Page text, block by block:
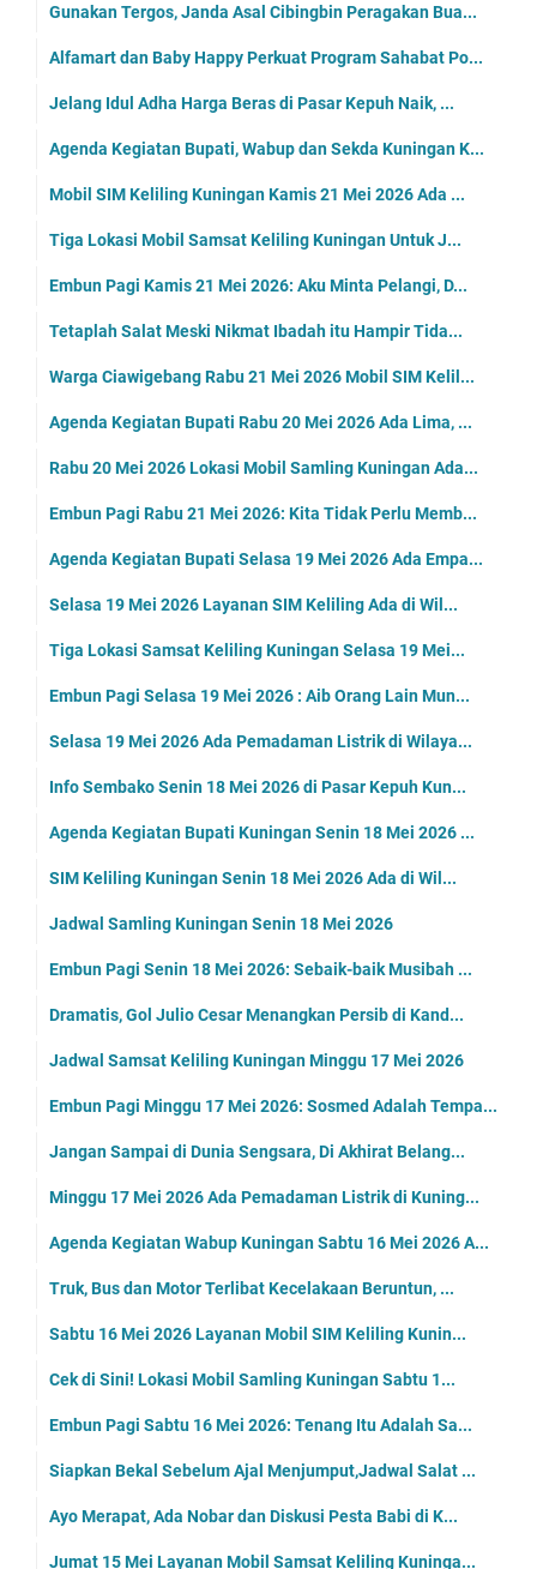
Gunakan Tergos, Janda Asal Cibingbin Peragakan Bua...
Alfamart dan Baby Happy Perkuat Program Sahabat Po...
Jelang Idul Adha Harga Beras di Pasar Kepuh Naik, ...
Agenda Kegiatan Bupati, Wabup dan Sekda Kuningan K...
Mobil SIM Keliling Kuningan Kamis 21 Mei 2026 Ada ...
Tiga Lokasi Mobil Samsat Keliling Kuningan Untuk J...
Embun Pagi Kamis 21 Mei 2026: Aku Minta Pelangi, D...
Tetaplah Salat Meski Nikmat Ibadah itu Hampir Tida...
Warga Ciawigebang Rabu 21 Mei 2026 Mobil SIM Kelil...
Agenda Kegiatan Bupati Rabu 20 Mei 2026 Ada Lima, ...
Rabu 20 Mei 2026 Lokasi Mobil Samling Kuningan Ada...
Embun Pagi Rabu 21 Mei 2026: Kita Tidak Perlu Memb...
Agenda Kegiatan Bupati Selasa 19 Mei 2026 Ada Empa...
Selasa 19 Mei 2026 Layanan SIM Keliling Ada di Wil...
Tiga Lokasi Samsat Keliling Kuningan Selasa 19 Mei...
Embun Pagi Selasa 19 Mei 2026 : Aib Orang Lain Mun...
Selasa 19 Mei 2026 Ada Pemadaman Listrik di Wilaya...
Info Sembako Senin 18 Mei 2026 di Pasar Kepuh Kun...
Agenda Kegiatan Bupati Kuningan Senin 18 Mei 2026 ...
SIM Keliling Kuningan Senin 18 Mei 2026 Ada di Wil...
Jadwal Samling Kuningan Senin 18 Mei 2026
Embun Pagi Senin 18 Mei 2026: Sebaik-baik Musibah ...
Dramatis, Gol Julio Cesar Menangkan Persib di Kand...
Jadwal Samsat Keliling Kuningan Minggu 17 Mei 2026
Embun Pagi Minggu 17 Mei 2026: Sosmed Adalah Tempa...
Jangan Sampai di Dunia Sengsara, Di Akhirat Belang...
Minggu 17 Mei 2026 Ada Pemadaman Listrik di Kuning...
Agenda Kegiatan Wabup Kuningan Sabtu 16 Mei 2026 A...
Truk, Bus dan Motor Terlibat Kecelakaan Beruntun, ...
Sabtu 16 Mei 2026 Layanan Mobil SIM Keliling Kunin...
Cek di Sini! Lokasi Mobil Samling Kuningan Sabtu 1...
Embun Pagi Sabtu 16 Mei 2026: Tenang Itu Adalah Sa...
Siapkan Bekal Sebelum Ajal Menjumput,Jadwal Salat ...
Ayo Merapat, Ada Nobar dan Diskusi Pesta Babi di K...
Jumat 15 Mei Layanan Mobil Samsat Keliling Kuninga...